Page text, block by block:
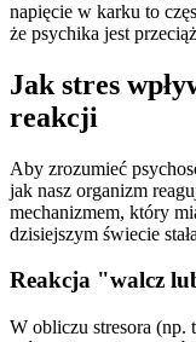
napięcie w karku to
że psychika jest
Jak stres
reakcji
Aby zrozumieć
jak nasz organizm
mechanizmem, który
dzisiejszym świecie
Reakcja "walcz
W obliczu stresora (np.